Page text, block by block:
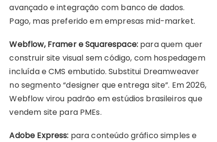
avançado e integração com banco de dados.
Pago, mas preferido em empresas mid-market.
Webflow, Framer e Squarespace:para quem quer
construir site visual sem código, com hospedagem
incluída e CMS embutido. Substitui Dreamweaver
no segmento “designer que entrega site”. Em 2026,
Webflow virou padrão em estúdios brasileiros que
vendem site para PMEs.
Adobe Express: para conteúdo gráfico simples e